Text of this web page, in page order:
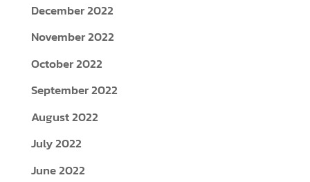
December 2022
November 2022
October 2022
September 2022
August 2022
July 2022
June 2022